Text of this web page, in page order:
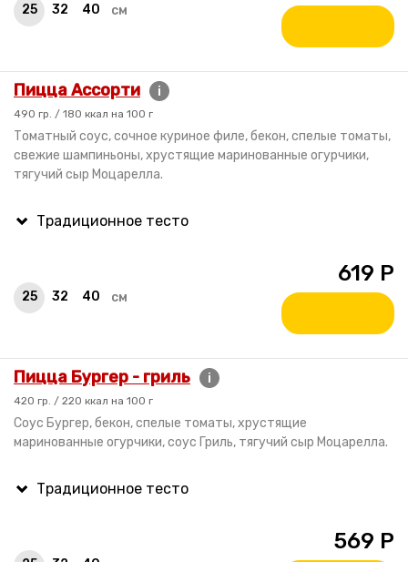
25 32 40 см
Пицца Ассорти i
490 гр. / 180 ккал на 100 г
Томатный соус, сочное куриное филе, бекон, спелые томаты,
свежие шампиньоны, хрустящие маринованные огурчики,
тягучий сыр Моцарелла.
25 32 40 см
619 Р
Пицца Бургер - гриль i
420 гр. / 220 ккал на 100 г
Соус Бургер, бекон, спелые томаты, хрустящие
маринованные огурчики, соус Гриль, тягучий сыр Моцарелла.
569 Р